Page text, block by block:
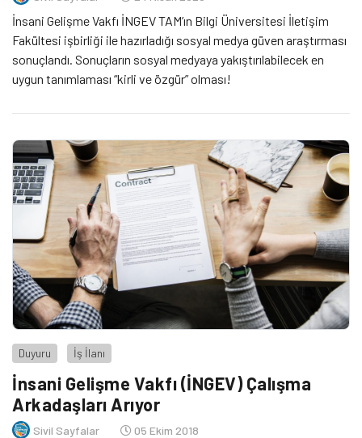
İnsani Gelişme Vakfı İNGEV TAM’ın Bilgi Üniversitesi İletişim
Fakültesi işbirliği ile hazırladığı sosyal medya güven araştırması
sonuçlandı. Sonuçların sosyal medyaya yakıştırılabilecek en
uygun tanımlaması “kirli ve özgür” olması!
Duyuru İş İlanı
İnsani Gelişme Vakfı (İNGEV) Çalışma
Arkadaşları Arıyor
Sivil Sayfalar 05 Ekim 2018